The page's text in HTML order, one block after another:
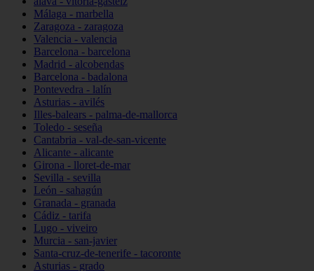
Málaga - marbella
Zaragoza - zaragoza
Valencia - valencia
Barcelona - barcelona
Madrid - alcobendas
Barcelona - badalona
Pontevedra - lalín
Asturias - avilés
Illes-balears - palma-de-mallorca
Toledo - seseña
Cantabria - val-de-san-vicente
Alicante - alicante
Girona - lloret-de-mar
Sevilla - sevilla
León - sahagún
Granada - granada
Cádiz - tarifa
Lugo - viveiro
Murcia - san-javier
Santa-cruz-de-tenerife - tacoronte
Asturias - grado